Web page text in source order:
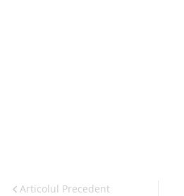
Articolul Precedent